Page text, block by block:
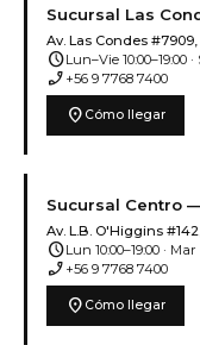
Sucursal Las
Av. Las Condes
scheduleLun–Vie 10:00–19:00 ·
phone_enabled +56 9 7768 7400
location_on Cómo llegar
Sucursal Centro
Av. L.B. O'Higgins
scheduleLun 10:00–19:00 ·
phone_enabled +56 9 7768 7400
location_on Cómo llegar